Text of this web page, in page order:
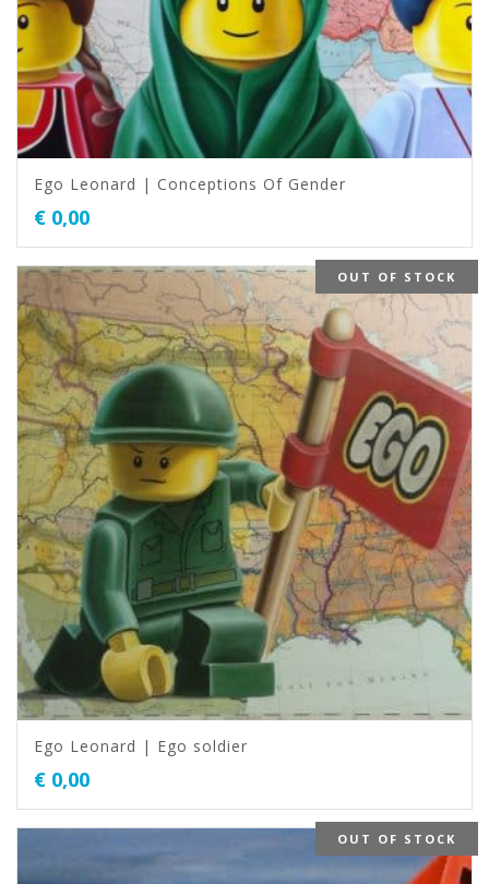
Ego Leonard | Conceptions Of Gender
€ 0,00
OUT OF STOCK
Ego Leonard | Ego soldier
€ 0,00
OUT OF STOCK